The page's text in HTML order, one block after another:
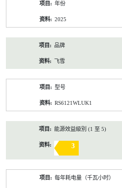
年份
2025
品牌
飞雪
型号
RS6121WLUK1
能源效益級別 (1 至 5)
3
每年耗电量（千瓦小时）